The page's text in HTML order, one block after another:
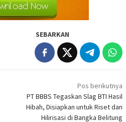
SEBARKAN
Pos berikutnya
PT BBBS Tegaskan Slag BTI Hasil
Hibah, Disiapkan untuk Riset dan
Hilirisasi di Bangka Belitung